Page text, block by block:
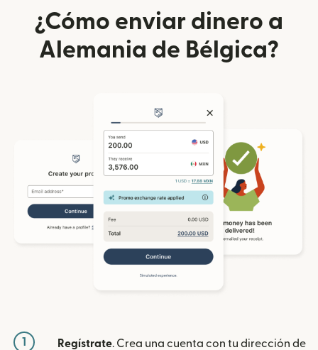
¿Cómo enviar dinero a
Alemania de Bélgica?
1 Regístrate. Crea una cuenta con tu dirección de